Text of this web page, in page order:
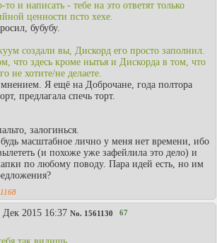
и написать - тебе на это ответят только
ценности псто хехе.
бубубу.
создали вы, Дискорд его просто заполнил.
что здесь кроме нытья и Дискорда в том, что
не хотите/не делаете.
Я ещё на Доброчане, года полтора
предлагала спечь торт.
залогинься.
масштабное лично у меня нет времени, ибо
(и похоже уже зафейлила это дело) и
по любому поводу. Пара идей есть, но им
Дек 2015 16:37 No. 1561130 67